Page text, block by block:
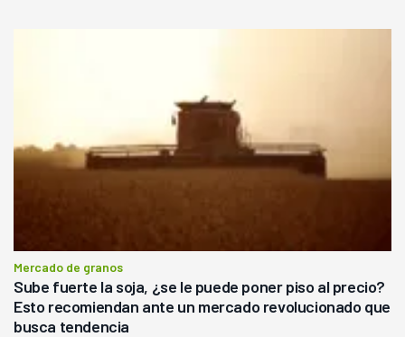
Mercado de granos
Sube fuerte la soja, ¿se le puede poner piso al precio?
Esto recomiendan ante un mercado revolucionado que
busca tendencia